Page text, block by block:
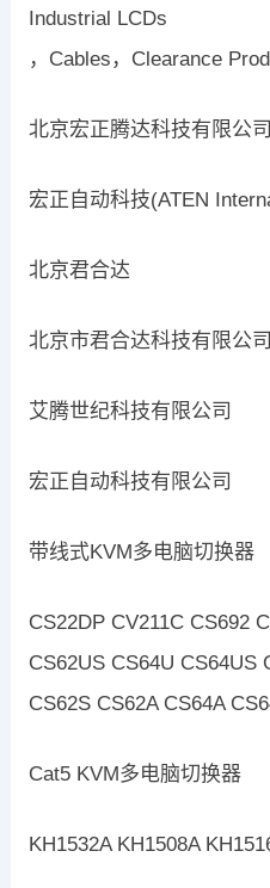
Industrial LCDs
，Cables，Clearance
北京宏正腾达科技有限公司
宏正自动科技(ATEN
北京君合达
北京市君合达科技有限公司
艾腾世纪科技有限公司
宏正自动科技有限公司
带线式KVM多电脑切换器
CS22DP CV211C CS692
CS62US CS64U CS64US
CS62S CS62A CS64A
Cat5 KVM多电脑切换器
KH1532A KH1508A